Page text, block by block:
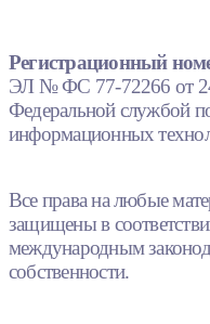
Регистрационный
ЭЛ № ФС 77-72266 от
Федеральной службой
информационных
Все права на любые
защищены в
международным
собственности.